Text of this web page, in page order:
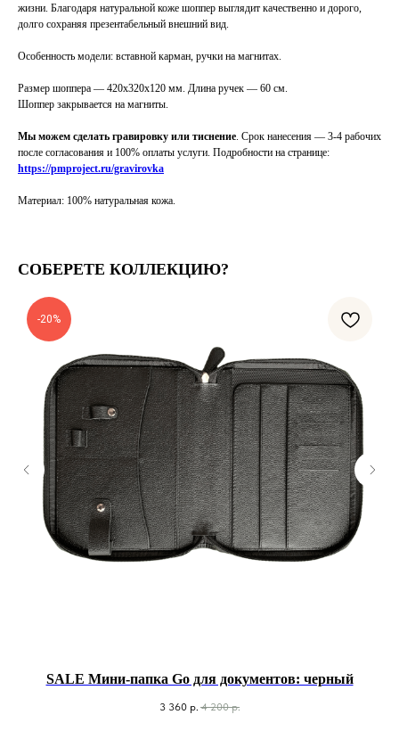
жизни. Благодаря натуральной коже шоппер выглядит качественно и дорого,
долго сохраняя презентабельный внешний вид.
Особенность модели: вставной карман, ручки на магнитах.
Размер шоппера — 420x320x120 мм. Длина ручек — 60 см.
Шоппер закрывается на магниты.
Мы можем сделать гравировку или тиснение. Срок нанесения — 3-4 рабочих
после согласования и 100% оплаты услуги. Подробности на странице:
https://pmproject.ru/gravirovka
Материал: 100% натуральная кожа.
СОБЕРЕТЕ КОЛЛЕКЦИЮ?
-20%
SALE Мини-папка Go для документов: черный
3 360 р. 4 200 р.